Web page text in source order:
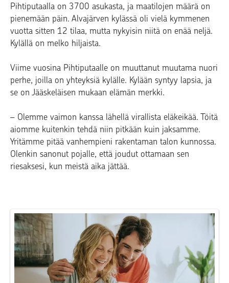
Pihtiputaalla on 3700 asukasta, ja maatilojen määrä on
pienemään päin. Alvajärven kylässä oli vielä kymmenen
vuotta sitten 12 tilaa, mutta nykyisin niitä on enää neljä.
Kylällä on melko hiljaista.
Viime vuosina Pihtiputaalle on muuttanut muutama nuori
perhe, joilla on yhteyksiä kylälle. Kylään syntyy lapsia, ja
se on Jääskeläisen mukaan elämän merkki.
– Olemme vaimon kanssa lähellä virallista eläkeikää. Töitä
aiomme kuitenkin tehdä niin pitkään kuin jaksamme.
Yritämme pitää vanhempieni rakentaman talon kunnossa.
Olenkin sanonut pojalle, että joudut ottamaan sen
riesaksesi, kun meistä aika jättää.